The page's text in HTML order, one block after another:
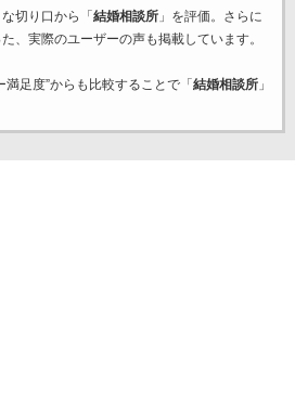
切り口から「 結婚相談所」を評価。さらに
、実際のユーザーの声も掲載しています。
足度”からも比較することで「 結婚相談所」